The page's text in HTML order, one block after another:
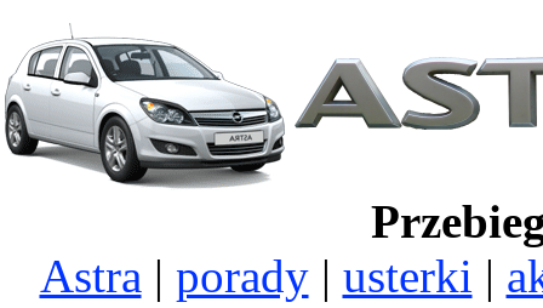
Astra | porady| usterki |